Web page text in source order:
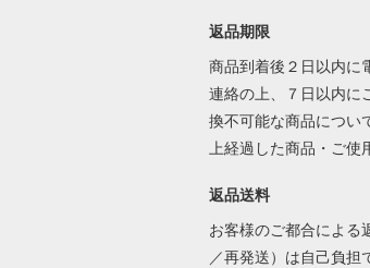
返品期限
商品到着後２日以内に
連絡の上、７日以内に
換不可能な商品につい
上経過した商品・ご使
返品送料
お客様のご都合による
／再発送）は自己負担